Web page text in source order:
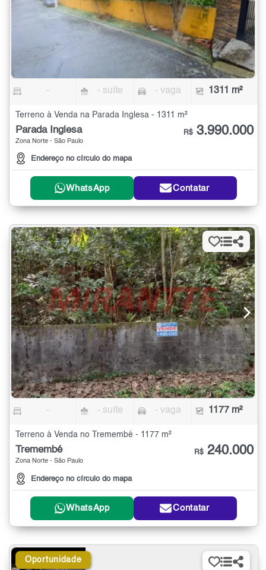
- - suíte - vaga 1311 m²
Terreno à Venda na Parada Inglesa - 1311 m²
Parada Inglesa
Zona Norte - São Paulo
Endereço no círculo do mapa
R$ 3.990.000
WhatsApp Contatar
- - suíte - vaga 1177 m²
Terreno à Venda no Tremembé - 1177 m²
Tremembé
Zona Norte - São Paulo
Endereço no círculo do mapa
R$ 240.000
WhatsApp Contatar
Oportunidade